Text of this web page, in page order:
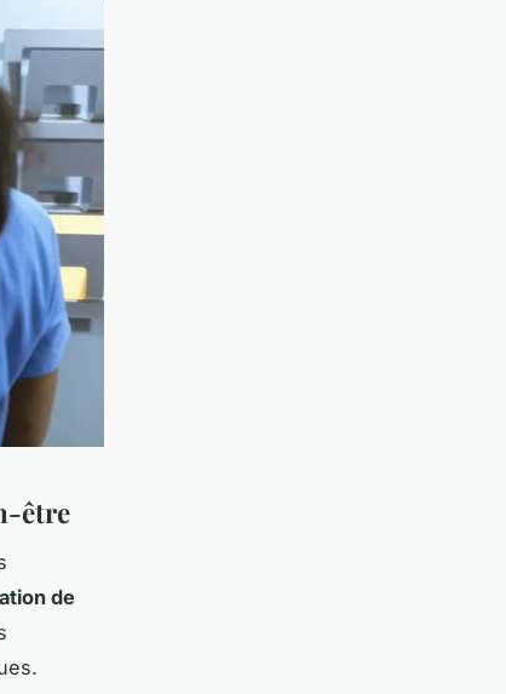
être
de